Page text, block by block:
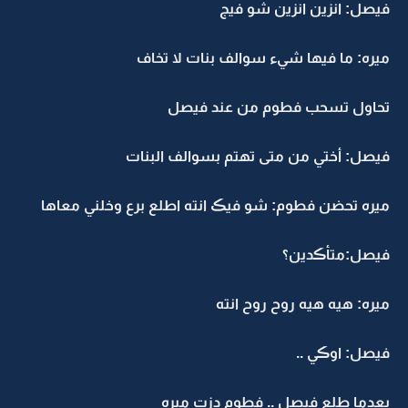
فيصل: انزين انزين شو فيج
ميره: ما فيها شيء سوالف بنات لا تخاف
تحاول تسحب فطوم من عند فيصل
فيصل: أختي من متى تهتم بسوالف البنات
ميره تحضن فطوم: شو فيڪ انته اطلع برع وخلني معاها
فيصل:متأڪدين؟
ميره: هيه هيه روح روح انته
فيصل: اوڪي ..
بعدما طلع فيصل .. فطوم دزت ميره